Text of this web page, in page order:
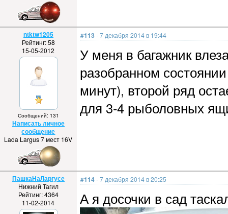
ntktw1205
Рейтинг: 58
15-05-2012
Сообщений: 131
Написать личное
сообщение
Lada Largus 7 мест 16V
#113 - 7 декабря 2014 в 19:44
У меня в багажник
разобранном
минут), второй ряд
для 3-4 рыболовных
ПашкаНаЛаргусе
Нижний Тагил
Рейтинг: 4364
11-02-2014
#114- 7 декабря 2014 в 20:25
А я досочки в сад